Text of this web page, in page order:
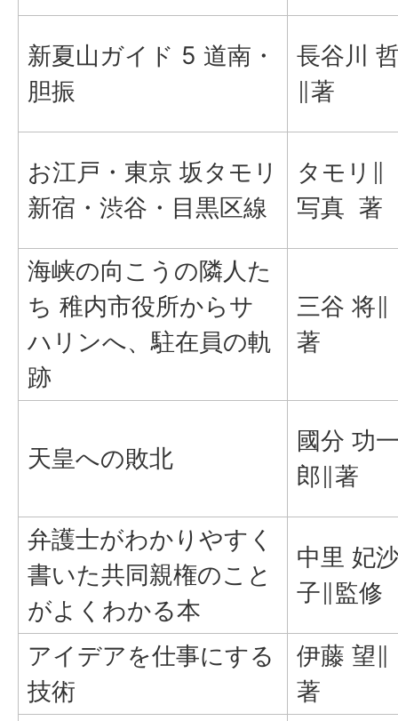
新夏山ガイド 5 道南・
胆振
長谷川
∥著
お江戸・東京 坂タモリ
新宿・渋谷・目黒区線
タモリ∥
写真 著
海峡の向こうの隣人た
ち 稚内市役所からサ
ハリンへ、駐在員の軌
跡
三谷 将∥
著
天皇への敗北
國分 功
郎∥著
弁護士がわかりやすく
書いた共同親権のこと
がよくわかる本
中里 妃
子∥監修
アイデアを仕事にする
技術
伊藤 望∥
著